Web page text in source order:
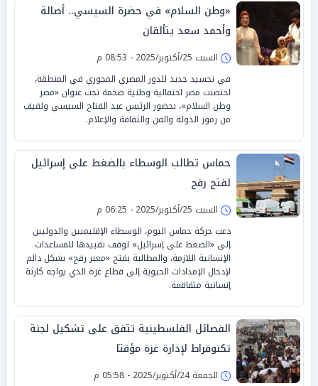
«وطن السلام» في حضرة السيسي.. أصالة
وأحمد سعد يتألقان
السبت 25/أكتوبر/2025 - 08:53 م
في تجسيد جديد للدور المصري المحوري في المنطقة،
احتضنت مصر احتفالية وطنية ضخمة تحت عنوان «مصر
وطن السلام»، بحضور الرئيس عبد الفتاح السيسي ولفيف
من رموز الدولة والفن والثقافة والإعلام.
حماس تطالب الوسطاء بالضغط على إسرائيل
لفتح رفح
السبت 25/أكتوبر/2025 - 06:25 م
دعت حركة حماس اليوم، الوسطاء الإقليميين والدوليين
إلى «الضغط على إسرائيل» لوقف تقييدها للمساعدات
الإنسانية اللازمة، والمطالبة بفتح «معبر رفح» بشكل دائم
لإدخال الإمدادات الحيوية إلى قطاع غزة الذي يواجه كارثة
إنسانية متفاقمة.
الفصائل الفلسطينية تتفق على تشكيل لجنة
تكنوقراط لإدارة غزة مؤقتا
الجمعة 24/أكتوبر/2025 - 05:58 م